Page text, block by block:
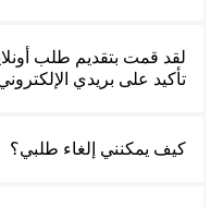
لقد قمت بتقديم طلب
تأكيد على بريدي
كيف يمكنني إلغاء طلبي؟